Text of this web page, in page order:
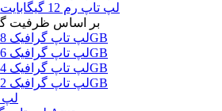
لپ تاپ رم 12 گیگابایت
بر اساس ظرفیت
لپ تاپ گرافیک 8GB
لپ تاپ گرافیک 6GB
لپ تاپ گرافیک 4GB
لپ تاپ گرافیک 2GB
لپ